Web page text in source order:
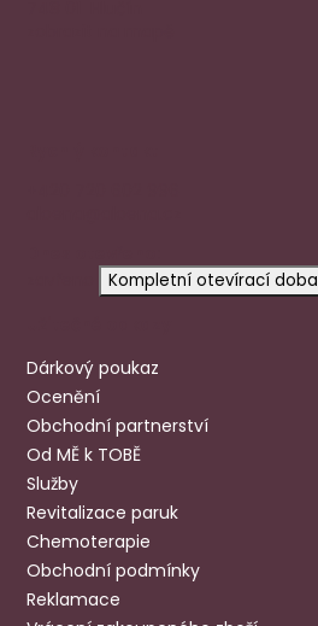
Kompletní otevírací doba
Dárkový poukaz
Ocenění
Obchodní partnerství
Od MĚ k TOBĚ
Služby
Revitalizace paruk
Chemoterapie
Obchodní podmínky
Reklamace